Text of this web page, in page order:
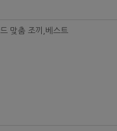
맞춤 조끼,베스트